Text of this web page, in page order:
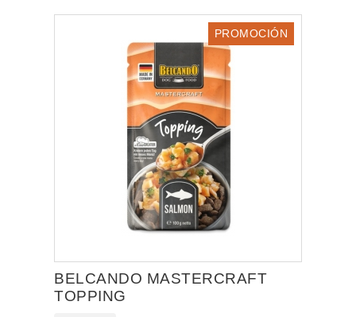
PROMOCIÓN
BELCANDO MASTERCRAFT
TOPPING